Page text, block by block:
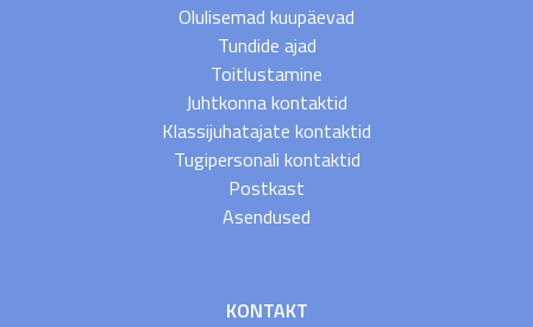
Olulisemad kuupäevad
Tundide ajad
Toitlustamine
Juhtkonna kontaktid
Klassijuhatajate kontaktid
Tugipersonali kontaktid
Postkast
Asendused
KONTAKT